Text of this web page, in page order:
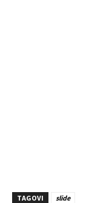
TAGOVI slide